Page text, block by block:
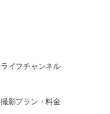
ライフチャンネル
撮影プラン・料金